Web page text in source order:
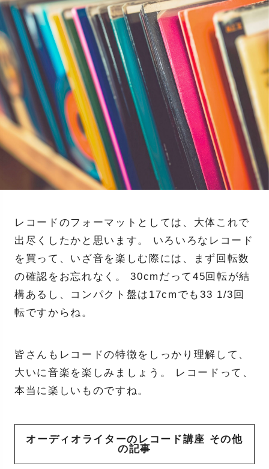
レコードのフォーマットとしては、大体これで
出尽くしたかと思います。 いろいろなレコード
を買って、いざ音を楽しむ際には、まず回転数
の確認をお忘れなく。 30cmだって45回転が結
構あるし、コンパクト盤は17cmでも33 1/3回
転ですからね。
皆さんもレコードの特徴をしっかり理解して、
大いに音楽を楽しみましょう。 レコードって、
本当に楽しいものですね。
オーディオライターのレコード講座 その他
の記事